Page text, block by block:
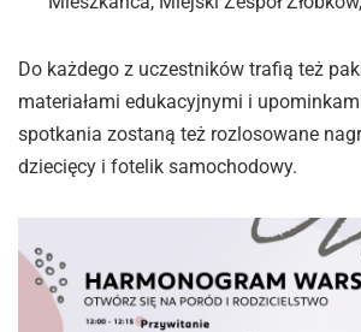
Do każdego z uczestników trafią też
materiałami edukacyjnymi i
spotkania zostaną też rozlosowane
dziecięcy i fotelik samochodowy.